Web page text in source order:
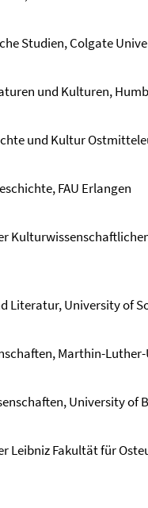
Studien, Colgate
und Kulturen,
und Kultur
FAU Erlangen
Literatur, University of
Marthin-
University of
Leibniz Fakultät für